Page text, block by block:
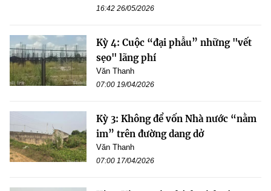
16:42 26/05/2026
Kỳ 4: Cuộc “đại phẫu” những "vết
sẹo" lãng phí
Văn Thanh
07:00 19/04/2026
Kỳ 3: Không để vốn Nhà nước “nằm
im” trên đường dang dở
Văn Thanh
07:00 17/04/2026